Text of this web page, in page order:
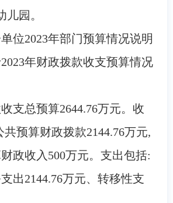
儿园。
单位2023年部门预算情况说明
2023年财政拨款收支预算情况
支总预算2644.76万元。收
共预算财政拨款2144.76万元,
政收入 500万元。支出包括:
出2144.76万元、 转移性支